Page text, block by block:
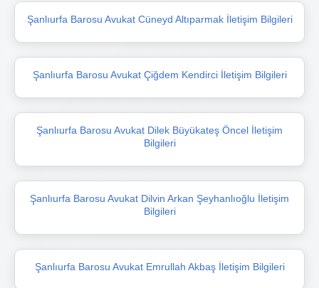
Şanlıurfa Barosu Avukat Cüneyd Altıparmak İletişim Bilgileri
Şanlıurfa Barosu Avukat Çiğdem Kendirci İletişim Bilgileri
Şanlıurfa Barosu Avukat Dilek Büyükateş Öncel İletişim
Bilgileri
Şanlıurfa Barosu Avukat Dilvin Arkan Şeyhanlıoğlu İletişim
Bilgileri
Şanlıurfa Barosu Avukat Emrullah Akbaş İletişim Bilgileri